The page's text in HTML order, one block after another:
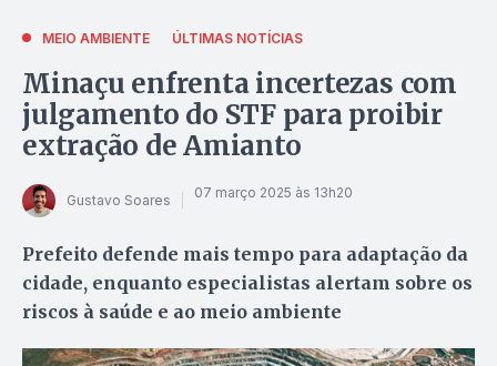
MEIO AMBIENTE ÚLTIMAS NOTÍCIAS
Minaçu enfrenta incertezas com
julgamento do STF para proibir
extração de Amianto
Gustavo Soares 07 março 2025 às 13h20
Prefeito defende mais tempo para adaptação da
cidade, enquanto especialistas alertam sobre os
riscos à saúde e ao meio ambiente